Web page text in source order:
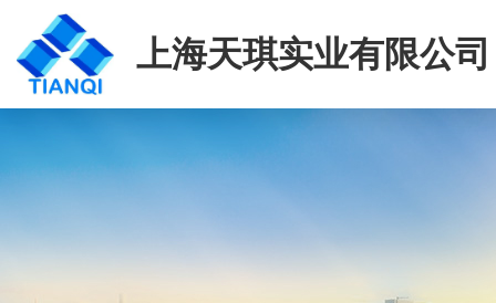
上海天琪实业有限公司